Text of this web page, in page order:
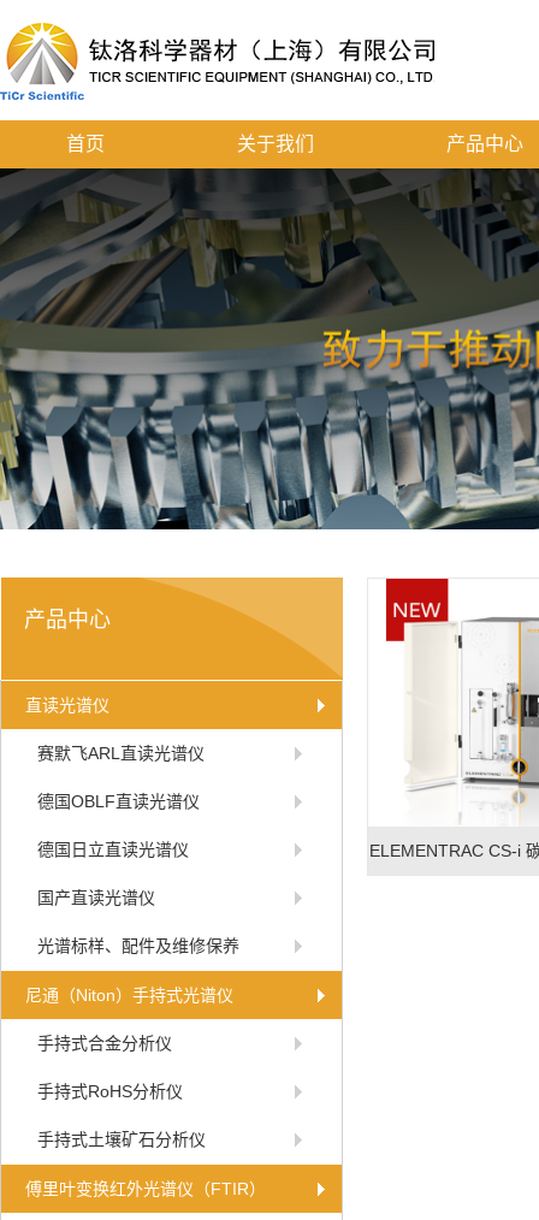
首页 关于我们 产品中心
产品中心
直读光谱仪
赛默飞ARL直读光谱仪
德国OBLF直读光谱仪
德国日立直读光谱仪
国产直读光谱仪
光谱标样、配件及维修保养
尼通（Niton）手持式光谱仪
手持式合金分析仪
手持式RoHS分析仪
手持式土壤矿石分析仪
傅里叶变换红外光谱仪（FTIR）
ELEMENTRAC CS-i